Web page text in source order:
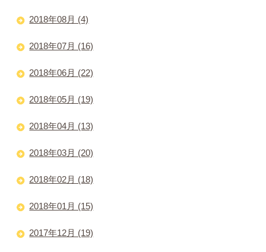
2018年08月 (4)
2018年07月 (16)
2018年06月 (22)
2018年05月 (19)
2018年04月 (13)
2018年03月 (20)
2018年02月 (18)
2018年01月 (15)
2017年12月 (19)